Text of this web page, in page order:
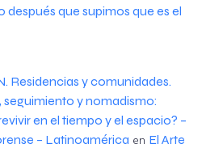
después que supimos que es el
Residencias y comunidades.
seguimiento y nomadismo:
en el tiempo y el espacio? –
– Latinoamérica en El Arte